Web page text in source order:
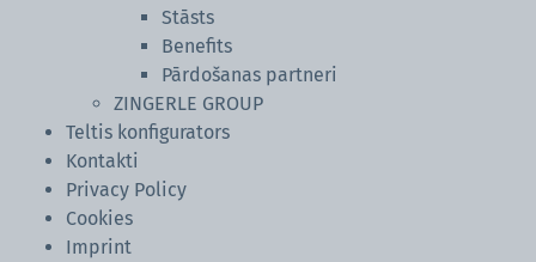
Stāsts
Benefits
Pārdošanas partneri
ZINGERLE GROUP
Teltis konfigurators
Kontakti
Privacy Policy
Cookies
Imprint